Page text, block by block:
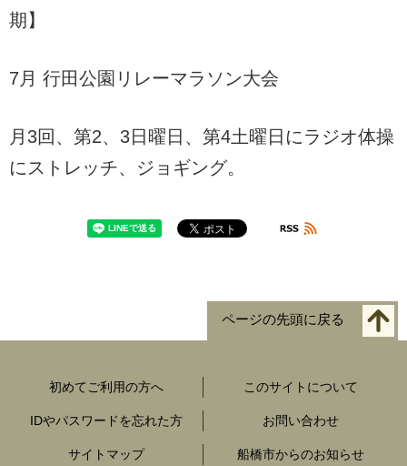
期】
7月 行田公園リレーマラソン大会
月3回、第2、3日曜日、第4土曜日にラジオ体操
にストレッチ、ジョギング。
ページの先頭に戻る
初めてご利用の方へ このサイトについて
IDやパスワードを忘れた方 お問い合わせ
サイトマップ 船橋市からのお知らせ